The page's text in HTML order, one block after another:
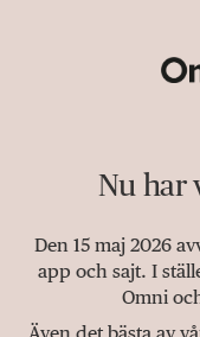
Nu har
Den 15 maj 2026
app och sajt. I
Omni